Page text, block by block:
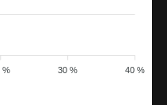
40 %
30 %
%